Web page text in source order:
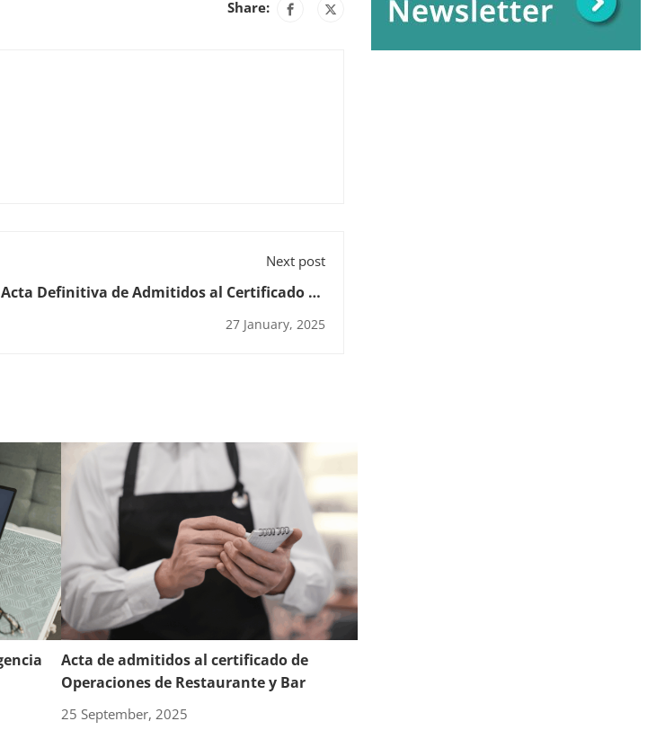
Share:
Next post
Acta Definitiva de Admitidos al Certificado de
27 January, 2025
Acta de admitidos al certificado de
Operaciones de Restaurante y Bar
25 September, 2025